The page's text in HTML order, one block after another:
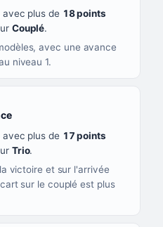
plus de 18 points
Couplé.
avec une avance
niveau 1.
, couleur beige
plus de 17 points
Trio.
victoire et sur l'arrivée
sur le couplé est plus